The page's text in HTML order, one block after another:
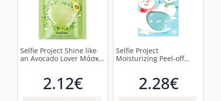
Selfie Project Shine like
an Avocado Lover Μάσκα
2.12€
Selfie Project
Moisturizing Peel-off
2.28€